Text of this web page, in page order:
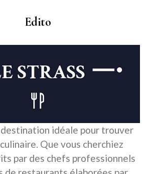
Edito
idéale pour trouver
Que vous cherchiez
par des chefs professionnels